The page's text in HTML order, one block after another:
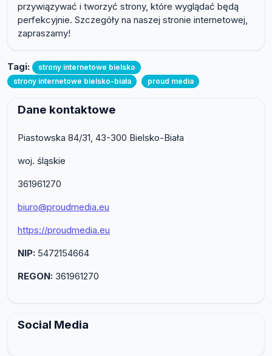
przywiązywać i tworzyć strony, które wyglądać będą
perfekcyjnie. Szczegóły na naszej stronie internetowej,
zapraszamy!
Tagi:
strony internetowe bielsko
strony internetowe bielsko-biała
proud media
Dane kontaktowe
Piastowska 84/31, 43-300 Bielsko-Biała
woj. śląskie
361961270
biuro@proudmedia.eu
https://proudmedia.eu
NIP: 5472154664
REGON: 361961270
Social Media